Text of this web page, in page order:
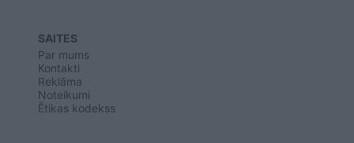
SAITES
Par mums
Kontakti
Reklāma
Noteikumi
Ētikas kodekss